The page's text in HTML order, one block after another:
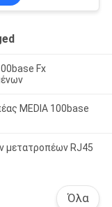
Fx
MEDIA 100base
μετατροπέων RJ45
Όλα